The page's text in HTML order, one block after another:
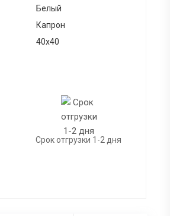
Белый
Капрон
40х40
Срок отгрузки 1-2 дня